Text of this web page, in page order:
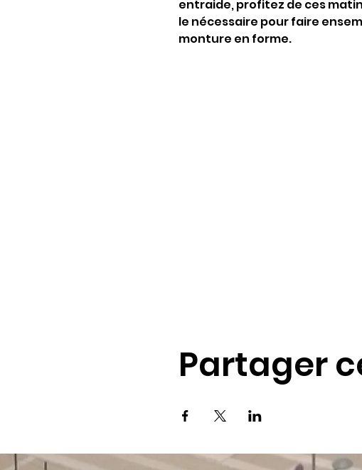
entraide, profitez de ces
le nécessaire pour faire
monture en forme.
Partager